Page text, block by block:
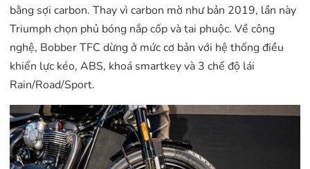
bằng sợi carbon. Thay vì carbon mờ như bản 2019, lần này
Triumph chọn phủ bóng nắp cốp và tai phuộc. Về công
nghệ, Bobber TFC dừng ở mức cơ bản với hệ thống điều
khiển lực kéo, ABS, khoá smartkey và 3 chế độ lái
Rain/Road/Sport.